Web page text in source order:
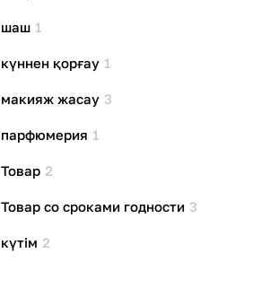
шаш 1
күннен қорғау 1
макияж жасау 3
парфюмерия 1
Товар 2
Товар со сроками годности 3
күтім 2